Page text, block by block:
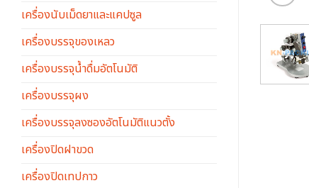
เครื่องนับเม็ดยาและแคปซูล
เครื่องบรรจุของเหลว
เครื่องบรรจุน้ำดื่มอัตโนมัติ
เครื่องบรรจุผง
เครื่องบรรจุลงซองอัตโนมัติแนวตั้ง
เครื่องปิดฝาขวด
เครื่องปิดเทปกาว